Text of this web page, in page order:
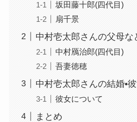
坂田藤十郎(四代目)
扇千景
中村壱太郎さんの父母な
中村鴈治郎(四代目)
吾妻徳穂
中村壱太郎さんの結婚•
彼女について
まとめ